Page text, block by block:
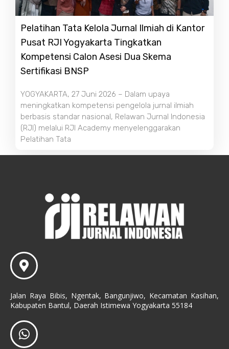
Pelatihan Tata Kelola Jurnal Ilmiah di Kantor
Pusat RJI Yogyakarta Tingkatkan
Kompetensi Calon Asesi Dua Skema
Sertifikasi BNSP
YOGYAKARTA, 27 Juni 2026 – Dalam upaya
meningkatkan kompetensi pengelola jurnal ilmiah
berbasis standar nasional, Relawan Jurnal Indonesia
(RJI) melalui RJI Academy menyelenggarakan
Pelatihan Tata
Jalan Raya Bibis, Ngentak, Bangunjiwo, Kecamatan Kasihan,
Kabupaten Bantul, Daerah Istimewa Yogyakarta 55184